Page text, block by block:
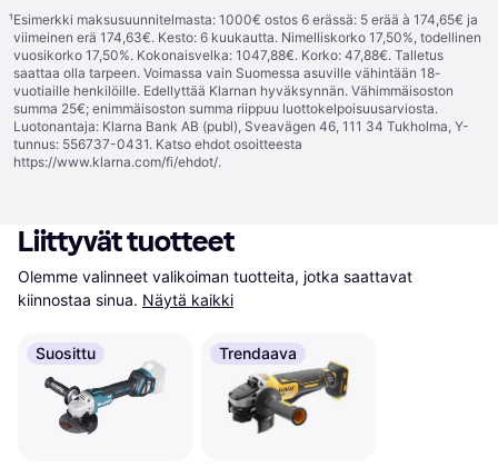
¹Esimerkki maksusuunnitelmasta: 1000€ ostos 6 erässä: 5 erää à 174,65€ ja
viimeinen erä 174,63€. Kesto: 6 kuukautta. Nimelliskorko 17,50%, todellinen
vuosikorko 17,50%. Kokonaisvelka: 1047,88€. Korko: 47,88€. Talletus
saattaa olla tarpeen. Voimassa vain Suomessa asuville vähintään 18-
vuotiaille henkilöille. Edellyttää Klarnan hyväksynnän. Vähimmäisoston
summa 25€; enimmäisoston summa riippuu luottokelpoisuusarviosta.
Luotonantaja: Klarna Bank AB (publ), Sveavägen 46, 111 34 Tukholma, Y-
tunnus: 556737-0431. Katso ehdot osoitteesta
https://www.klarna.com/fi/ehdot/.
Liittyvät tuotteet
Olemme valinneet valikoiman tuotteita, jotka saattavat
kiinnostaa sinua. Näytä kaikki
Suosittu Trendaava